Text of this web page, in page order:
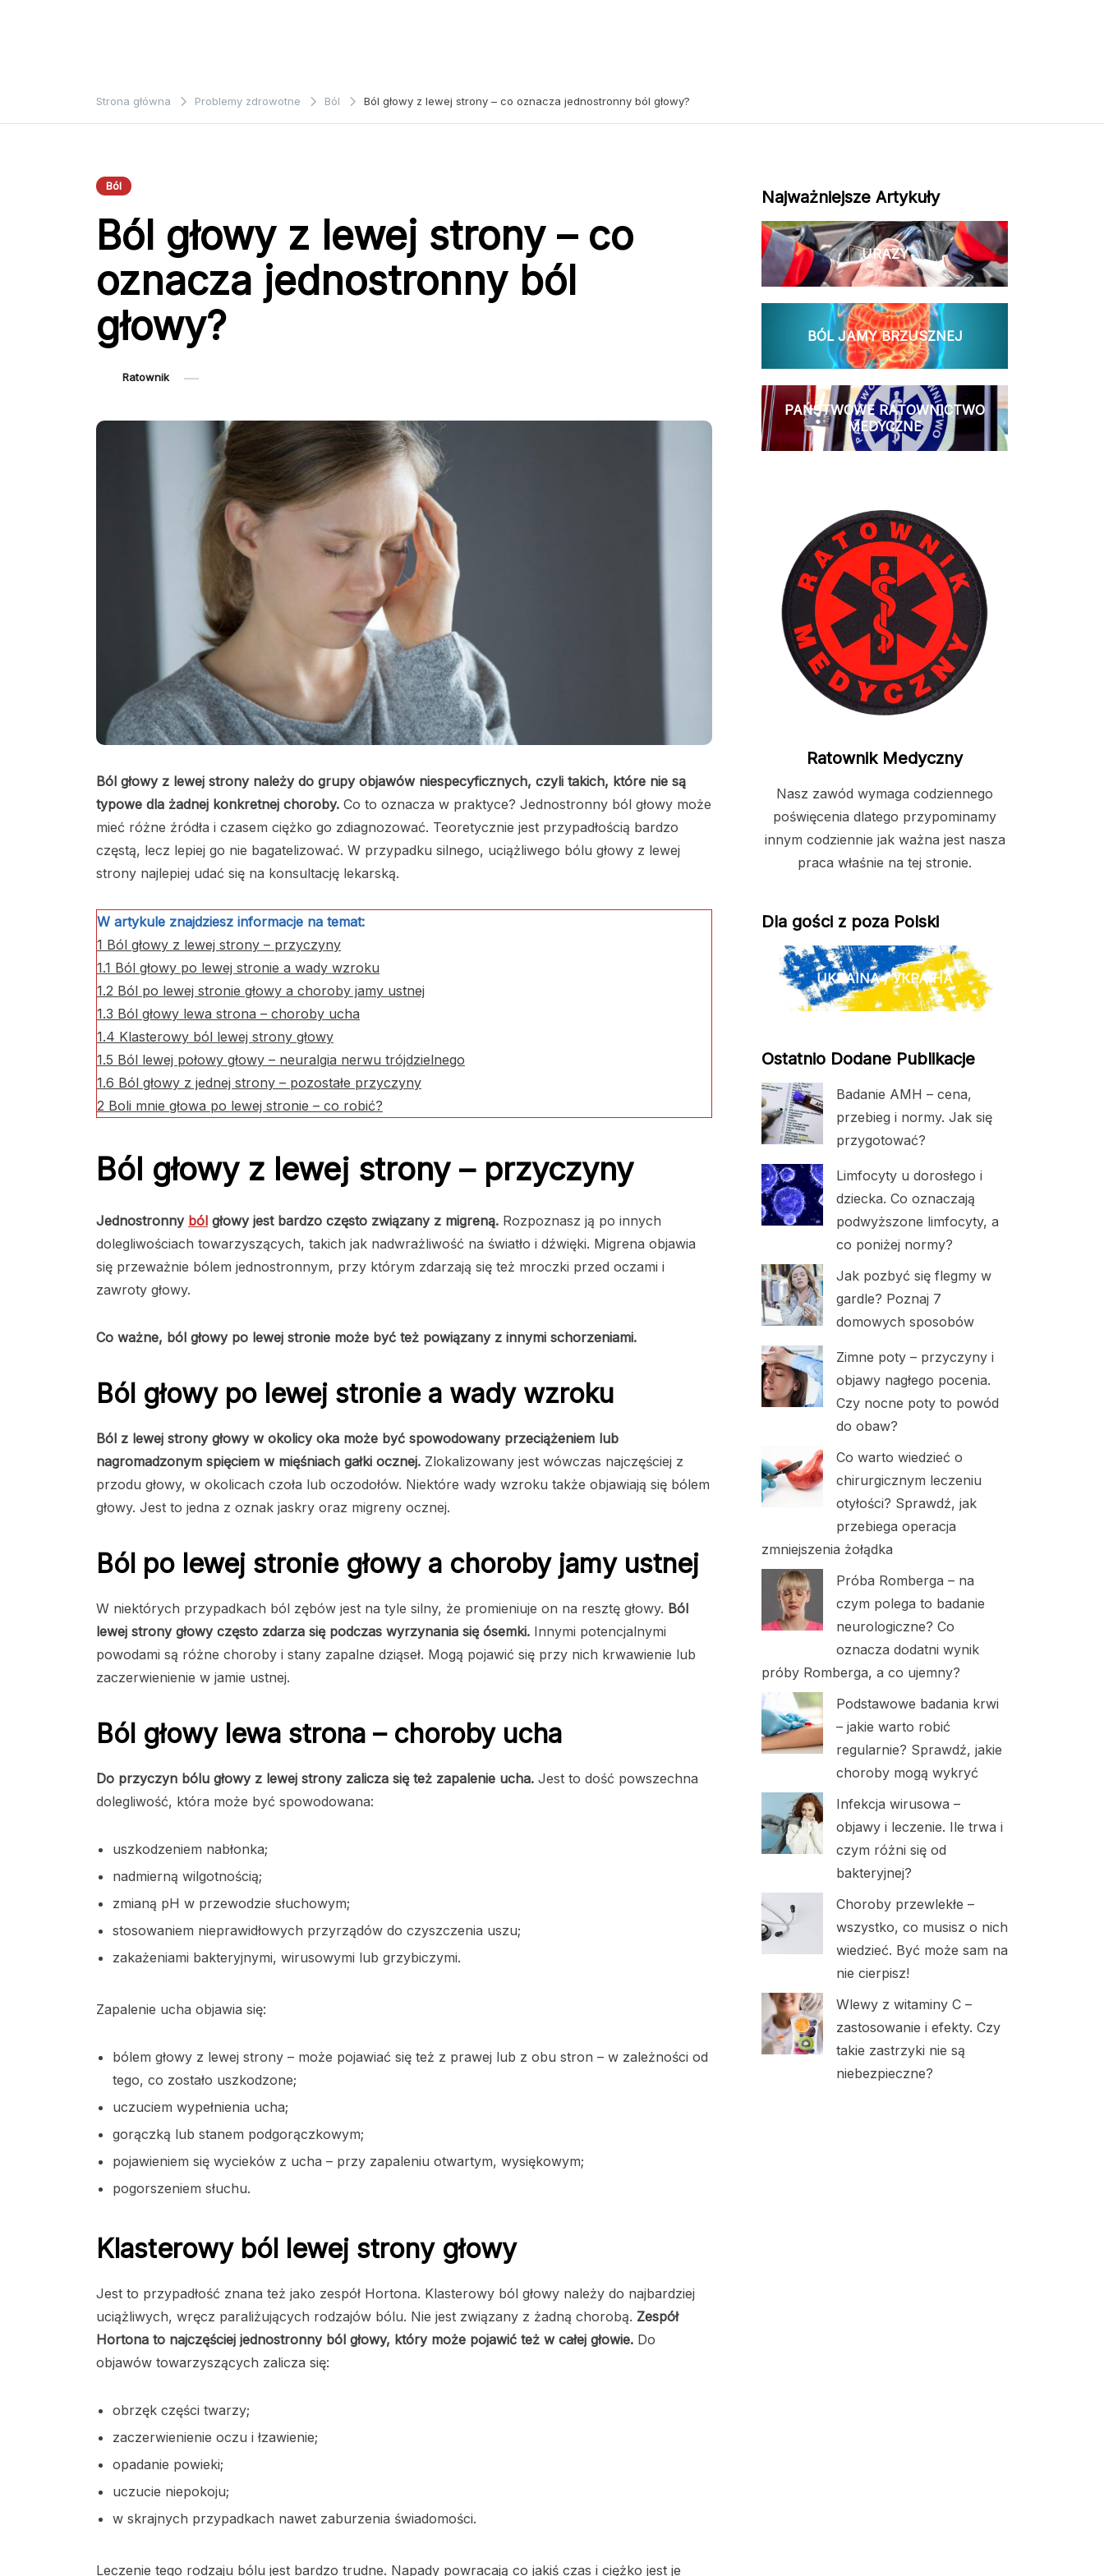
Strona główna Problemy zdrowotne Ból Ból głowy z lewej strony – co oznacza jednostronny ból głowy?
Ból
Ból głowy z lewej strony – co
oznacza jednostronny ból
głowy?
Ratownik
Ból głowy z lewej strony należy do grupy objawów niespecyficznych, czyli takich, które nie są
typowe dla żadnej konkretnej choroby. Co to oznacza w praktyce? Jednostronny ból głowy może
mieć różne źródła i czasem ciężko go zdiagnozować. Teoretycznie jest przypadłością bardzo
częstą, lecz lepiej go nie bagatelizować. W przypadku silnego, uciążliwego bólu głowy z lewej
strony najlepiej udać się na konsultację lekarską.
W artykule znajdziesz informacje na temat:
1 Ból głowy z lewej strony – przyczyny
1.1 Ból głowy po lewej stronie a wady wzroku
1.2 Ból po lewej stronie głowy a choroby jamy ustnej
1.3 Ból głowy lewa strona – choroby ucha
1.4 Klasterowy ból lewej strony głowy
1.5 Ból lewej połowy głowy – neuralgia nerwu trójdzielnego
1.6 Ból głowy z jednej strony – pozostałe przyczyny
2 Boli mnie głowa po lewej stronie – co robić?
Ból głowy z lewej strony – przyczyny
Jednostronny ból głowy jest bardzo często związany z migreną. Rozpoznasz ją po innych
dolegliwościach towarzyszących, takich jak nadwrażliwość na światło i dźwięki. Migrena objawia
się przeważnie bólem jednostronnym, przy którym zdarzają się też mroczki przed oczami i
zawroty głowy.
Co ważne, ból głowy po lewej stronie może być też powiązany z innymi schorzeniami.
Ból głowy po lewej stronie a wady wzroku
Ból z lewej strony głowy w okolicy oka może być spowodowany przeciążeniem lub
nagromadzonym spięciem w mięśniach gałki ocznej. Zlokalizowany jest wówczas najczęściej z
przodu głowy, w okolicach czoła lub oczodołów. Niektóre wady wzroku także objawiają się bólem
głowy. Jest to jedna z oznak jaskry oraz migreny ocznej.
Ból po lewej stronie głowy a choroby jamy ustnej
W niektórych przypadkach ból zębów jest na tyle silny, że promieniuje on na resztę głowy. Ból
lewej strony głowy często zdarza się podczas wyrzynania się ósemki. Innymi potencjalnymi
powodami są różne choroby i stany zapalne dziąseł. Mogą pojawić się przy nich krwawienie lub
zaczerwienienie w jamie ustnej.
Ból głowy lewa strona – choroby ucha
Do przyczyn bólu głowy z lewej strony zalicza się też zapalenie ucha. Jest to dość powszechna
dolegliwość, która może być spowodowana:
uszkodzeniem nabłonka;
nadmierną wilgotnością;
zmianą pH w przewodzie słuchowym;
stosowaniem nieprawidłowych przyrządów do czyszczenia uszu;
zakażeniami bakteryjnymi, wirusowymi lub grzybiczymi.
Zapalenie ucha objawia się:
bólem głowy z lewej strony – może pojawiać się też z prawej lub z obu stron – w zależności od
tego, co zostało uszkodzone;
uczuciem wypełnienia ucha;
gorączką lub stanem podgorączkowym;
pojawieniem się wycieków z ucha – przy zapaleniu otwartym, wysiękowym;
pogorszeniem słuchu.
Klasterowy ból lewej strony głowy
Jest to przypadłość znana też jako zespół Hortona. Klasterowy ból głowy należy do najbardziej
uciążliwych, wręcz paraliżujących rodzajów bólu. Nie jest związany z żadną chorobą. Zespół
Hortona to najczęściej jednostronny ból głowy, który może pojawić też w całej głowie. Do
objawów towarzyszących zalicza się:
obrzęk części twarzy;
zaczerwienienie oczu i łzawienie;
opadanie powieki;
uczucie niepokoju;
w skrajnych przypadkach nawet zaburzenia świadomości.
Leczenie tego rodzaju bólu jest bardzo trudne. Napady powracają co jakiś czas i ciężko jest je
Najważniejsze Artykuły
URAZY
BÓL JAMY BRZUSZNEJ
PAŃSTWOWE RATOWNICTWO
MEDYCZNE
Ratownik Medyczny
Nasz zawód wymaga codziennego
poświęcenia dlatego przypominamy
innym codziennie jak ważna jest nasza
praca właśnie na tej stronie.
Dla gości z poza Polski
UKRAINA / УКРАЇНА
Ostatnio Dodane Publikacje
Badanie AMH – cena,
przebieg i normy. Jak się
przygotować?
Limfocyty u dorosłego i
dziecka. Co oznaczają
podwyższone limfocyty, a
co poniżej normy?
Jak pozbyć się flegmy w
gardle? Poznaj 7
domowych sposobów
Zimne poty – przyczyny i
objawy nagłego pocenia.
Czy nocne poty to powód
do obaw?
Co warto wiedzieć o
chirurgicznym leczeniu
otyłości? Sprawdź, jak
przebiega operacja
zmniejszenia żołądka
Próba Romberga – na
czym polega to badanie
neurologiczne? Co
oznacza dodatni wynik
próby Romberga, a co ujemny?
Podstawowe badania krwi
– jakie warto robić
regularnie? Sprawdź, jakie
choroby mogą wykryć
Infekcja wirusowa –
objawy i leczenie. Ile trwa i
czym różni się od
bakteryjnej?
Choroby przewlekłe –
wszystko, co musisz o nich
wiedzieć. Być może sam na
nie cierpisz!
Wlewy z witaminy C –
zastosowanie i efekty. Czy
takie zastrzyki nie są
niebezpieczne?